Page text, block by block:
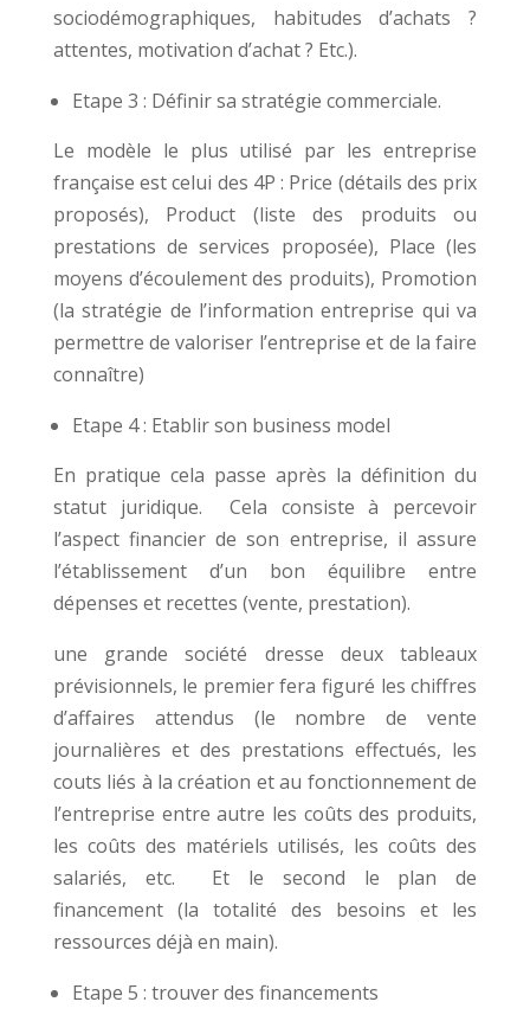
sociodémographiques, habitudes d’achats ?
attentes, motivation d’achat ? Etc.).
Etape 3 : Définir sa stratégie commerciale.
Le modèle le plus utilisé par les entreprise
française est celui des 4P : Price (détails des prix
proposés), Product (liste des produits ou
prestations de services proposée), Place (les
moyens d’écoulement des produits), Promotion
(la stratégie de l’information entreprise qui va
permettre de valoriser l’entreprise et de la faire
connaître)
Etape 4 : Etablir son business model
En pratique cela passe après la définition du
statut juridique. Cela consiste à percevoir
l’aspect financier de son entreprise, il assure
l’établissement d’un bon équilibre entre
dépenses et recettes (vente, prestation).
une grande société dresse deux tableaux
prévisionnels, le premier fera figuré les chiffres
d’affaires attendus (le nombre de vente
journalières et des prestations effectués, les
couts liés à la création et au fonctionnement de
l’entreprise entre autre les coûts des produits,
les coûts des matériels utilisés, les coûts des
salariés, etc. Et le second le plan de
financement (la totalité des besoins et les
ressources déjà en main).
Etape 5 : trouver des financements